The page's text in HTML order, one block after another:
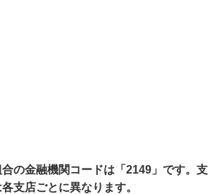
の金融機関コードは「2149」です。支
支店ごとに異なります。